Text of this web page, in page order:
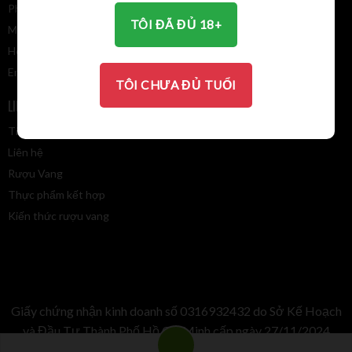
Phường Phước Long, Tp. HCM
MST: 031 693 2432
Hotline: 0913 110 385
Email:
LIÊN KẾT NHANH
Tin tức
Liên hệ
Rượu Vang
Thực phẩm kết hợp
Kiến thức rượu vang
BẢN ĐỒ
Giấy chứng nhận kinh doanh số 0316932432 do Sở Kế Hoạch
và Đầu Tư Thành Phố Hồ Chí Minh cấp ngày 27/11/2024
TÔI ĐÃ ĐỦ 18+
TÔI CHƯA ĐỦ TUỔI